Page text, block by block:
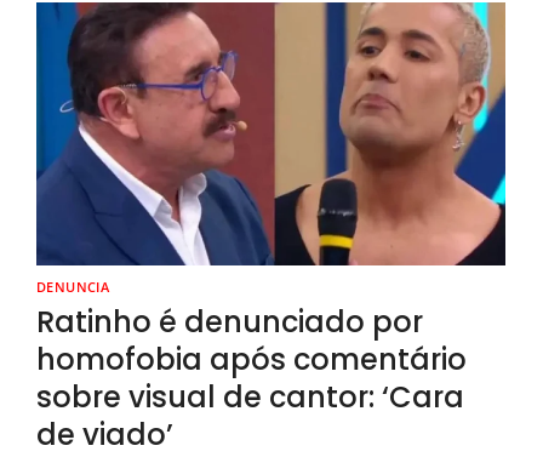
DENUNCIA
Ratinho é denunciado por
homofobia após comentário
sobre visual de cantor: ‘Cara
de viado’